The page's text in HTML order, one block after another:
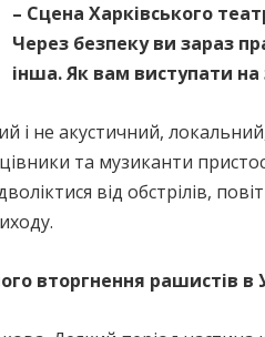
– Сцена Харківського
Через безпеку ви зараз
інша. Як вам виступати
і не акустичний,
та музиканти
від обстрілів,
вторгнення рашистів